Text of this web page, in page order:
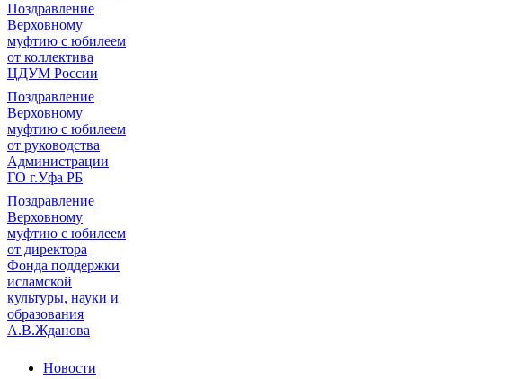
Поздравление
Верховному
муфтию с юбилеем
от коллектива
ЦДУМ России
Поздравление
Верховному
муфтию с юбилеем
от руководства
Администрации
ГО г.Уфа РБ
Поздравление
Верховному
муфтию с юбилеем
от директора
Фонда поддержки
исламской
культуры, науки и
образования
А.В.Жданова
Новости